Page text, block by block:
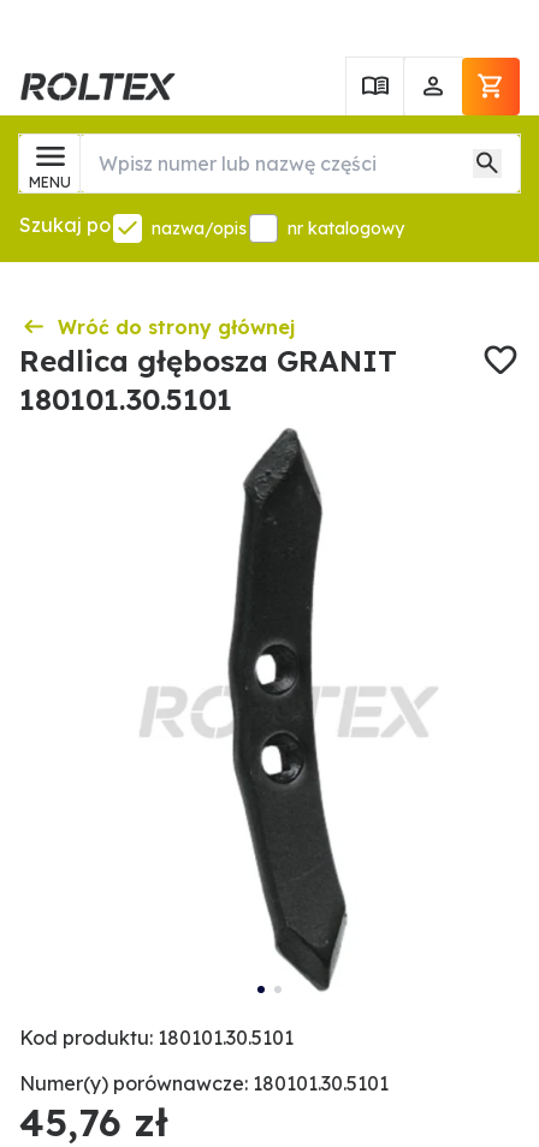
MENU
Szukaj po nazwa/opis nr katalogowy
Wróć do strony głównej
Redlica głębosza GRANIT
180101.30.5101
Kod produktu: 180101.30.5101
Numer(y) porównawcze: 180101.30.5101
45,76 zł